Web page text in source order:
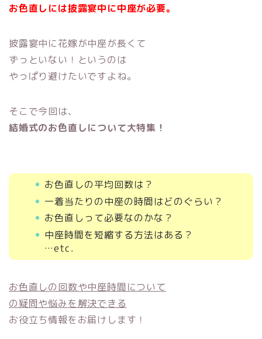
お色直しには披露宴中に中座が必要。
披露宴中に花嫁が中座が長くて
ずっといない！というのは
やっぱり避けたいですよね。
そこで今回は、
結婚式のお色直しについて大特集！
お色直しの平均回数は？
一着当たりの中座の時間はどのぐらい？
お色直しって必要なのかな？
中座時間を短縮する方法はある？
…etc．
お色直しの回数や中座時間について
の疑問や悩みを解決できる
お役立ち情報をお届けします！